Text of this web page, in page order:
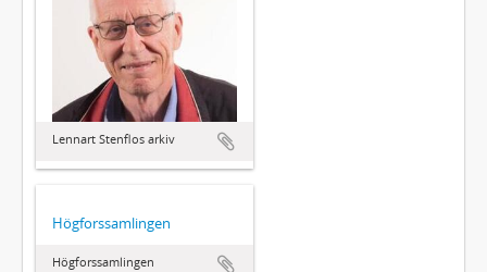
Lennart Stenflos arkiv
Högforssamlingen
Högforssamlingen